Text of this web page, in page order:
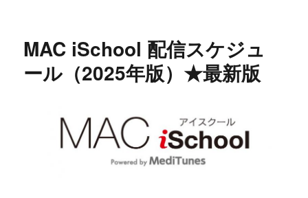
ス
ジ
（2026
年
版）
MAC iSchool 配信スケジュ
ール（2025年版）★最新版